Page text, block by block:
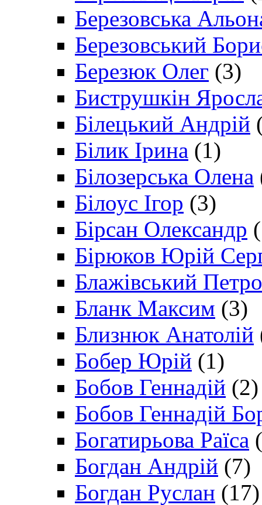
Березовська
Березовський
Березюк Олег (3)
Биструшкін
Білецький Андрій
Білик Ірина (1)
Білозерська Олена
Білоус Ігор (3)
Бірсан Олександр
Бірюков Юрій
Блажівський Петро
Бланк Максим (3)
Близнюк Анатолій
Бобер Юрій (1)
Бобов Геннадій (2)
Бобов Геннадій
Богатирьова Раїса
Богдан Андрій (7)
Богдан Руслан (17)